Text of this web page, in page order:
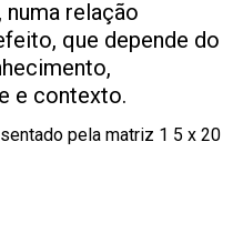
numa relação
que depende do
e contexto.
pela matriz 1 5 x 20